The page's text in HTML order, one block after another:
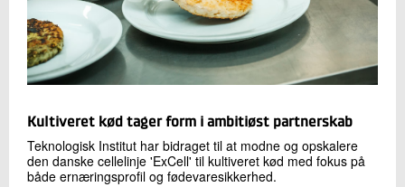
Kultiveret kød tager form i ambitiøst partnerskab
Teknologisk Institut har bidraget til at modne og opskalere
den danske cellelinje 'ExCell' til kultiveret kød med fokus på
både ernæringsprofil og fødevaresikkerhed.